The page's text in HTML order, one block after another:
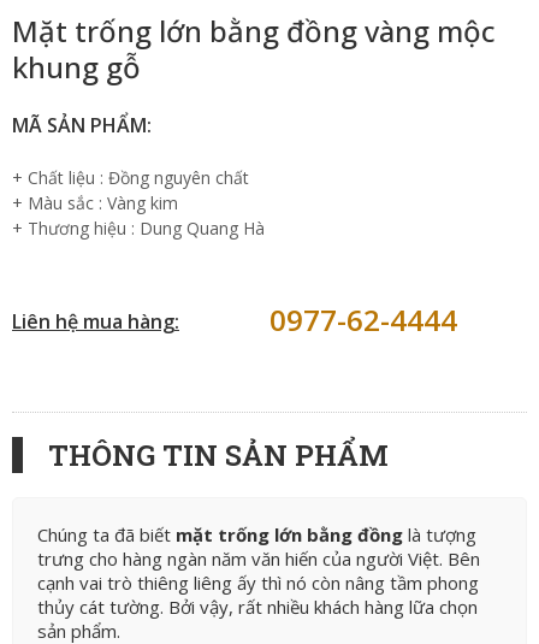
Mặt trống lớn bằng đồng vàng mộc
khung gỗ
MÃ SẢN PHẨM:
+ Chất liệu : Đồng nguyên chất
+ Màu sắc : Vàng kim
+ Thương hiệu : Dung Quang Hà
Liên hệ mua hàng: 0977-62-4444
THÔNG TIN SẢN PHẨM
Chúng ta đã biết mặt trống lớn bằng đồng là tượng
trưng cho hàng ngàn năm văn hiến của người Việt. Bên
cạnh vai trò thiêng liêng ấy thì nó còn nâng tầm phong
thủy cát tường. Bởi vậy, rất nhiều khách hàng lữa chọn
sản phẩm.